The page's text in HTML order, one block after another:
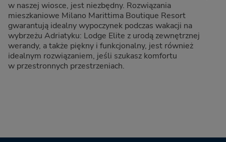
w naszej wiosce, jest niezbędny. Rozwiązania
mieszkaniowe Milano Marittima Boutique Resort
gwarantują idealny wypoczynek podczas wakacji na
wybrzeżu Adriatyku: Lodge Elite z urodą zewnętrznej
werandy, a także piękny i funkcjonalny, jest również
idealnym rozwiązaniem, jeśli szukasz komfortu
w przestronnych przestrzeniach.